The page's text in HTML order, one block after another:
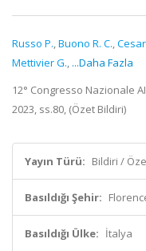
Russo P.,Buono R. C.,
Mettivier G., ...Daha Fazla
12° Congresso Nazionale
2023, ss.80, (Özet Bildiri)
Yayın Türü: Bildiri /
Basıldığı Şehir:
Basıldığı Ülke: İtalya